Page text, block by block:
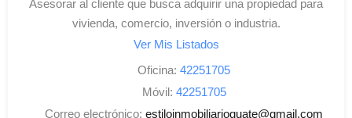
Asesorar al cliente que busca adquirir una propiedad para
vivienda, comercio, inversión o industria.
Ver Mis Listados
Oficina: 42251705
Móvil: 42251705
Correo electrónico: estiloinmobiliarioguate@gmail.com